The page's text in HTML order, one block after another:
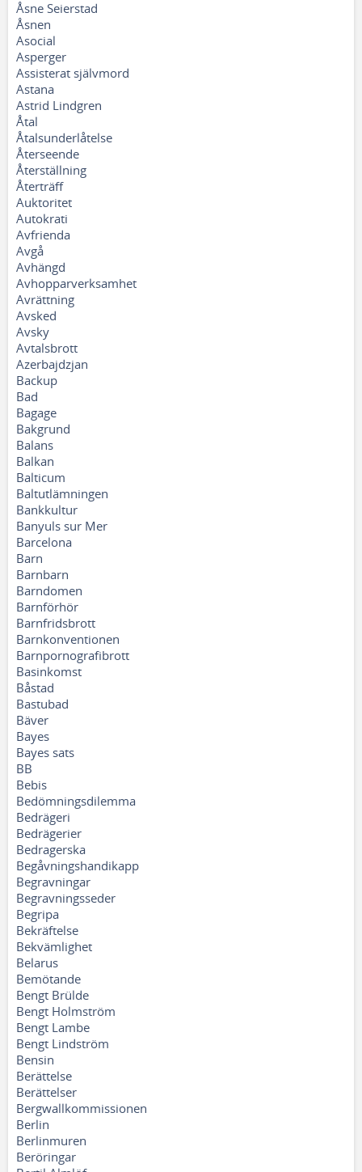
Åsne Seierstad
Åsnen
Asocial
Asperger
Assisterat självmord
Astana
Astrid Lindgren
Åtal
Åtalsunderlåtelse
Återseende
Återställning
Återträff
Auktoritet
Autokrati
Avfrienda
Avgå
Avhängd
Avhopparverksamhet
Avrättning
Avsked
Avsky
Avtalsbrott
Azerbajdzjan
Backup
Bad
Bagage
Bakgrund
Balans
Balkan
Balticum
Baltutlämningen
Bankkultur
Banyuls sur Mer
Barcelona
Barn
Barnbarn
Barndomen
Barnförhör
Barnfridsbrott
Barnkonventionen
Barnpornografibrott
Basinkomst
Båstad
Bastubad
Bäver
Bayes
Bayes sats
BB
Bebis
Bedömningsdilemma
Bedrägeri
Bedrägerier
Bedragerska
Begåvningshandikapp
Begravningar
Begravningsseder
Begripa
Bekräftelse
Bekvämlighet
Belarus
Bemötande
Bengt Brülde
Bengt Holmström
Bengt Lambe
Bengt Lindström
Bensin
Berättelse
Berättelser
Bergwallkommissionen
Berlin
Berlinmuren
Beröringar